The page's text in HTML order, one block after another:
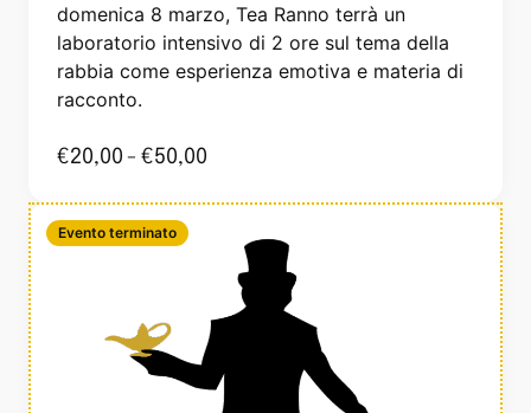
domenica 8 marzo, Tea Ranno terrà un
laboratorio intensivo di 2 ore sul tema della
rabbia come esperienza emotiva e materia di
racconto.
€20,00 - €50,00
Evento terminato